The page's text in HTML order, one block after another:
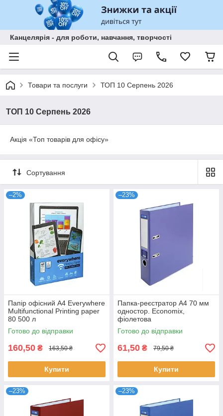
Канцелярія - для роботи, навчання, творчості
Товари та послуги ТОП 10 Серпень 2026
ТОП 10 Серпень 2026
Акція «Топ товарів для офісу»
Сортування
–2%
Папір офісний А4 Everywhere
Multifunctional Printing paper
80 500 л
Готово до відправки
160,50 ₴ 163,50 ₴
Купити
–23%
Папка-реєстратор А4 70 мм
одностор. Economix,
фіолетова
Готово до відправки
61,50 ₴ 79,50 ₴
Купити
–23% –23%